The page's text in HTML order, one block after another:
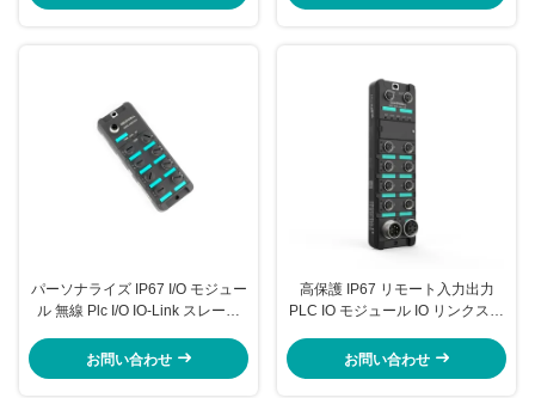
パーソナライズ IP67 I/O モジュー
ル 無線 Plc I/O IO-Link スレーブ
お問い合わせ
高保護 IP67 リモート入力出力
PLC IO モジュール IO リンクスレ
お問い合わせ